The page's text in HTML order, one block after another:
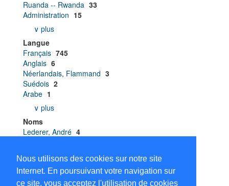
Nous utilisons des cookies sur notre site
Internet. En poursuivant votre navigation sur
ce site, vous acceptez l'utilisation de cookies
Ruanda -- Rwanda 33
Administration 15
∨ plus
Langue
Français 745
Anglais 6
Néerlandais, Flammand 3
Suédois 2
Arabe 1
∨ plus
Noms
Lederer, André 4
Affaires indigènes et Main-d’œuvre . A.I.M.O.
Cahen, Lucien 2